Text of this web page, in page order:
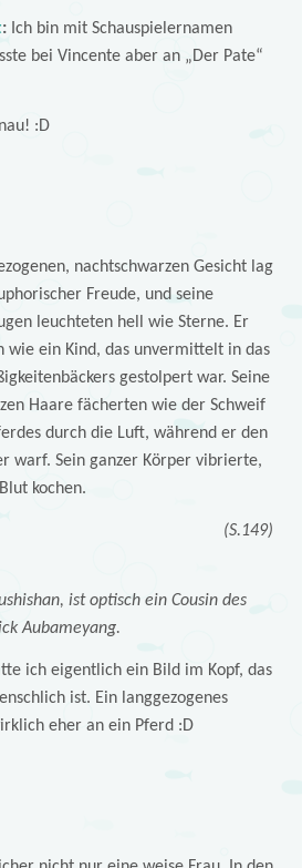
:Ich bin mit Schauspielernamen
bei Vincente aber an „Der Pate“
:D
nachtschwarzen Gesicht lag
Freude, und seine
leuchteten hell wie Sterne. Er
wie ein Kind, das unvermittelt in das
gestolpert war. Seine
Haare fächerten wie der Schweif
durch die Luft, während er den
warf. Sein ganzer Körper vibrierte,
kochen.
(S.149)
ist optisch ein Cousin des
Aubameyang.
ich eigentlich ein Bild im Kopf, das
ist. Ein langgezogenes
eher an ein Pferd :D